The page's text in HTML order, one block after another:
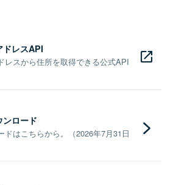
ドレスAPI
レスから住所を取得できる公式API
ロード
ドはこちらから。（2026年7月31日